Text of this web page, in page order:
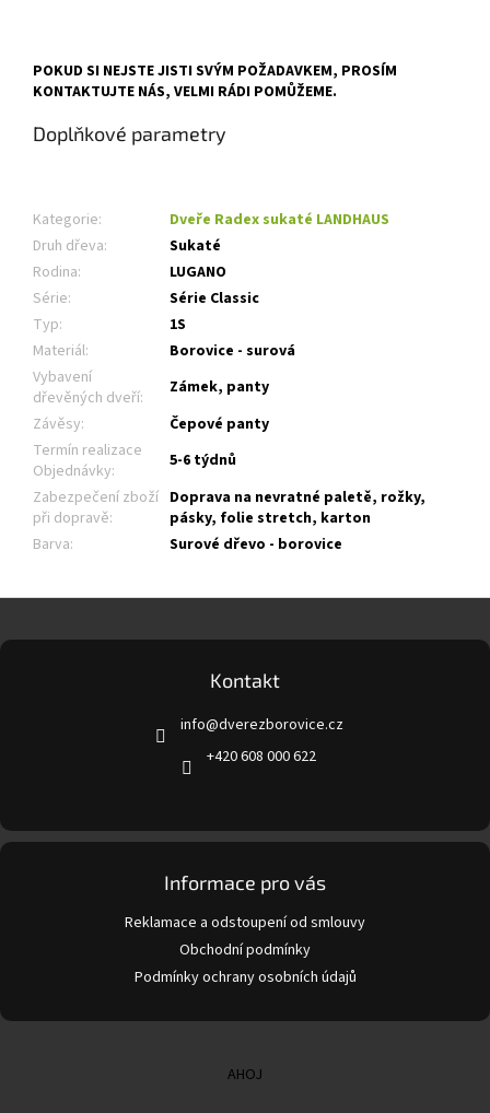
POKUD SI NEJSTE JISTI SVÝM POŽADAVKEM, PROSÍM
KONTAKTUJTE NÁS, VELMI RÁDI POMŮŽEME.
Doplňkové parametry
Kategorie:
Dveře Radex sukaté LANDHAUS
Druh dřeva:
Sukaté
Rodina:
LUGANO
Série:
Série Classic
Typ:
1S
Materiál:
Borovice - surová
Vybavení
dřevěných dveří:
Zámek, panty
Závěsy:
Čepové panty
Termín realizace
Objednávky:
5-6 týdnů
Zabezpečení zboží
při dopravě:
Doprava na nevratné paletě, rožky,
pásky, folie stretch, karton
Barva: Surové dřevo - borovice
p
Kontakt
info@dverezborovice.cz
+420 608 000 622
Informace pro vás
Reklamace a odstoupení od smlouvy
Obchodní podmínky
Podmínky ochrany osobních údajů
AHOJ